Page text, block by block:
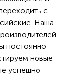
с
Наша
постоянно
новые
успешно